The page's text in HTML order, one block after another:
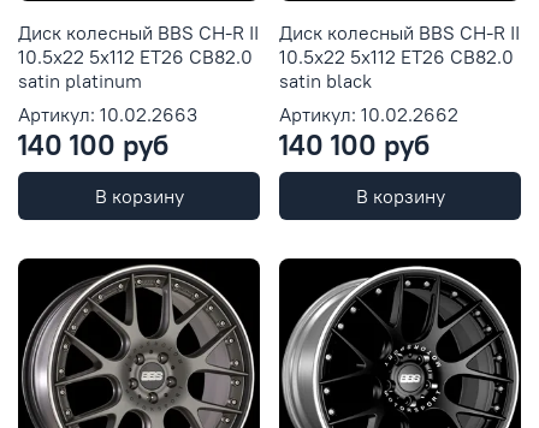
Диск колесный BBS CH-R II
10.5x22 5x112 ET26 CB82.0
satin platinum
Артикул: 10.02.2663
140 100 руб
В корзину
Диск колесный BBS CH-R II
10.5x22 5x112 ET26 CB82.0
satin black
Артикул: 10.02.2662
140 100 руб
В корзину